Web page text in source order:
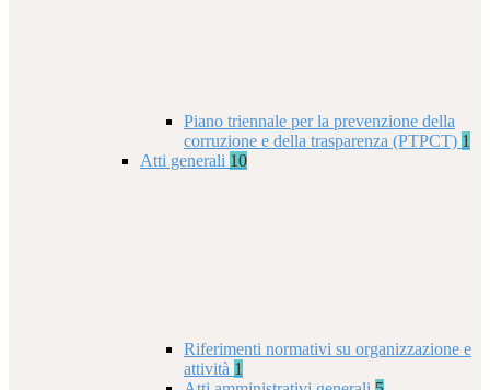
Piano triennale per la prevenzione della
corruzione e della trasparenza (PTPCT) 1
Atti generali 10
Riferimenti normativi su organizzazione e
attività 1